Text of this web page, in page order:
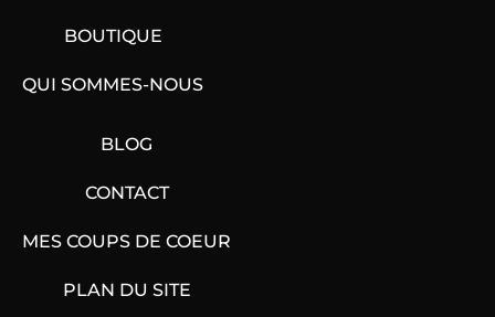
BOUTIQUE
QUI SOMMES-NOUS
BLOG
CONTACT
MES COUPS DE COEUR
PLAN DU SITE